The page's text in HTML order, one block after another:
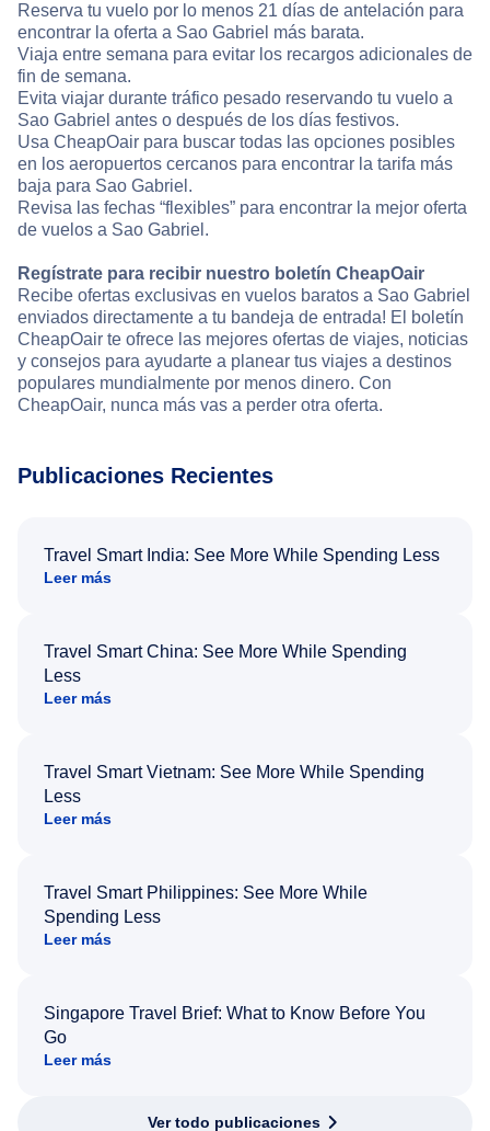
Reserva tu vuelo por lo menos 21 días de antelación para
encontrar la oferta a Sao Gabriel más barata.
Viaja entre semana para evitar los recargos adicionales de
fin de semana.
Evita viajar durante tráfico pesado reservando tu vuelo a
Sao Gabriel antes o después de los días festivos.
Usa CheapOair para buscar todas las opciones posibles
en los aeropuertos cercanos para encontrar la tarifa más
baja para Sao Gabriel.
Revisa las fechas “flexibles” para encontrar la mejor oferta
de vuelos a Sao Gabriel.
Regístrate para recibir nuestro boletín CheapOair
Recibe ofertas exclusivas en vuelos baratos a Sao Gabriel
enviados directamente a tu bandeja de entrada! El boletín
CheapOair te ofrece las mejores ofertas de viajes, noticias
y consejos para ayudarte a planear tus viajes a destinos
populares mundialmente por menos dinero. Con
CheapOair, nunca más vas a perder otra oferta.
Publicaciones Recientes
Travel Smart India: See More While Spending Less
Leer más
Travel Smart China: See More While Spending
Less
Leer más
Travel Smart Vietnam: See More While Spending
Less
Leer más
Travel Smart Philippines: See More While
Spending Less
Leer más
Singapore Travel Brief: What to Know Before You
Go
Leer más
Ver todo publicaciones